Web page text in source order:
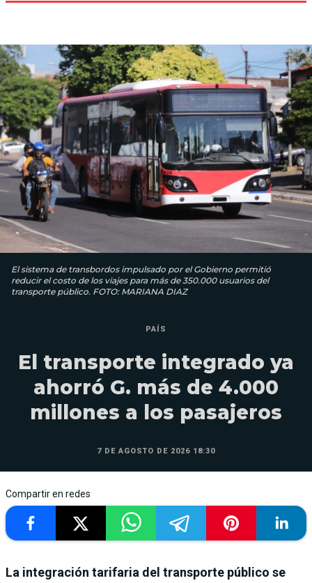
El sistema de transbordos impulsado por el Gobierno permitió
reducir el costo de los viajes para más de 350.000 usuarios del
transporte público. FOTO: MARIANA DIAZ
PAÍS
El transporte integrado ya
ahorró G. más de 4.000
millones a los pasajeros
7 DE AGOSTO DE 2026 18:30
Compartir en redes
La integración tarifaria del transporte público se